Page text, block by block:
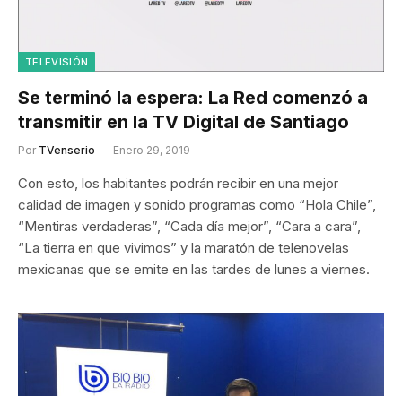
TELEVISIÓN
Se terminó la espera: La Red comenzó a
transmitir en la TV Digital de Santiago
Por TVenserio Enero 29, 2019
Con esto, los habitantes podrán recibir en una mejor
calidad de imagen y sonido programas como “Hola Chile”,
“Mentiras verdaderas”, “Cada día mejor”, “Cara a cara”,
“La tierra en que vivimos” y la maratón de telenovelas
mexicanas que se emite en las tardes de lunes a viernes.